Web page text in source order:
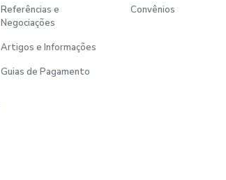
Referências e
Negociações
Artigos e Informações
Guias de Pagamento
Convênios